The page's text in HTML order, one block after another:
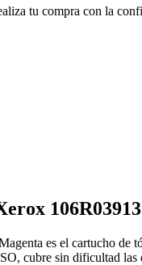
tu compra con la
es el cartucho de
cubre sin dificultad